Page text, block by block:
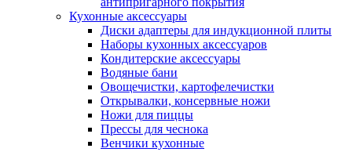
Кухонные аксессуары
Диски адаптеры для индукционной плиты
Наборы кухонных аксессуаров
Кондитерские аксессуары
Водяные бани
Овощечистки, картофелечистки
Открывалки, консервные ножи
Ножи для пиццы
Прессы для чеснока
Венчики кухонные